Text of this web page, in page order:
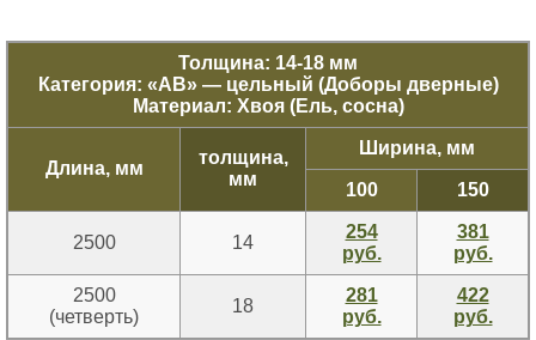
Толщина: 14-18 мм
Категория: «АВ» — цельный (Доборы дверные)
Материал: Хвоя (Ель, сосна)
Длина, мм
толщина,
мм
Ширина, мм
100 150
2500 14
254
руб.
381
руб.
2500
(четверть)
18
281
руб.
422
руб.